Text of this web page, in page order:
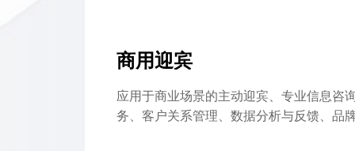
商用迎宾
应用于商业场景的主动迎宾、专业信息咨
务、客户关系管理、数据分析与反馈、品